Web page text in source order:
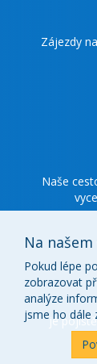
Zájezdy
Naše
je
Na
Pokud lépe
zobrazovat
analýze
jsme ho dále